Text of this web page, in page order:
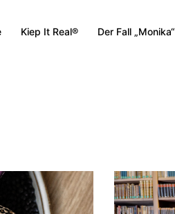
Kiep It Real® Der Fall „Monika“